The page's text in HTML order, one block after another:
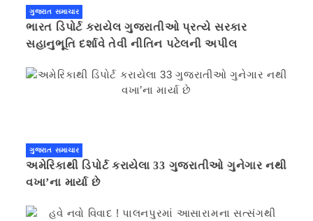
ગુજરાત સમાચાર
ભારત ડિપોર્ટ કરાયેલ ગુજરાતીઓ પ્રત્યે સરકાર
સહાનુભૂતિ દર્શાવે તેવી નીતિન પટેલની અપીલ
ગુજરાત સમાચાર
અમેરિકાથી ડિપોર્ટ કરાયેલા 33 ગુજરાતીઓ ગુનેગાર નથી
વખા’ના માર્યા છે